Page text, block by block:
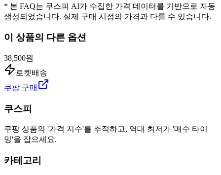
* 본 FAQ는 쿠스피 AI가 수집한 가격 데이터를 기반으로 자동
생성되었습니다. 실제 구매 시점의 가격과 다를 수 있습니다.
이 상품의 다른 옵션
38,500원
로켓배송
쿠팡 구매
쿠스피
쿠팡 상품의 '가격 지수'를 추적하고, 역대 최저가 '매수 타이
밍'을 잡으세요.
카테고리